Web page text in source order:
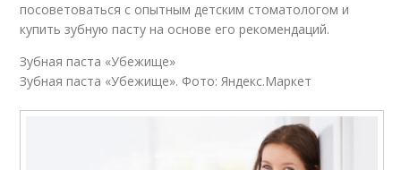
посоветоваться с опытным детским стоматологом и
купить зубную пасту на основе его рекомендаций.
Зубная паста «Убежище»
Зубная паста «Убежище». Фото: Яндекс.Маркет